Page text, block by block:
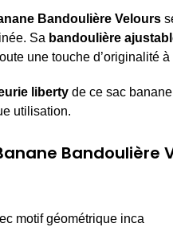
Bandoulière Velours
Sa bandoulière
une touche d’originalité à
liberty de ce sac
utilisation.
Bandoulière
motif géométrique inca